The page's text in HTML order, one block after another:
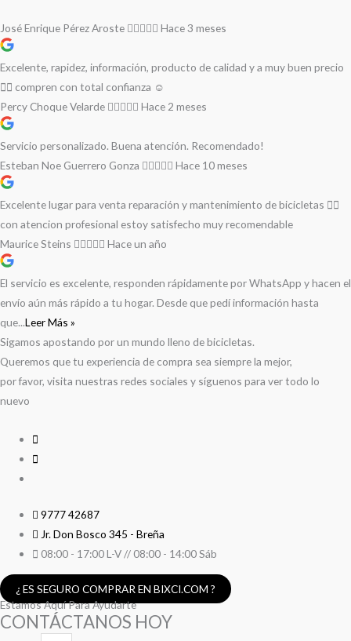
José Enrique Pérez Aroste Hace 3 meses
Excelente, rapidez, información, producto de calidad y a muy buen precio
👌🏻 compren con total confianza ☺️
Percy Choque Velarde
Hace 2 meses
Servicio personalizado. Buena atención. Recomendado!
Esteban Noe Guerrero Gonza
Hace 10 meses
Excelente lugar para venta reparación y mantenimiento de bicicletas 🚵‍♀️
con atencion profesional estoy satisfecho muy recomendable
Maurice Steins
Hace un año
El servicio es excelente, responden rápidamente por WhatsApp y hacen el
envío aún más rápido a tu hogar. Desde que pedí información hasta
que...Leer Más »
Sigamos apostando por un mundo lleno de bicicletas.
Queremos que tu experiencia de compra sea siempre la mejor,
por favor, visita nuestras redes sociales y síguenos para ver todo lo
nuevo
9777 42687
Jr. Don Bosco 345 - Breña
08:00 - 17:00 L-V // 08:00 - 14:00 Sáb
¿ ES SEGURO COMPRAR EN BIXCI.COM ?
Estamos Aquí Para Ayudarte
CONTÁCTANOS HOY